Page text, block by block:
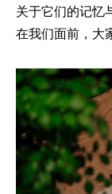
关于它们的记忆
在我们面前，大